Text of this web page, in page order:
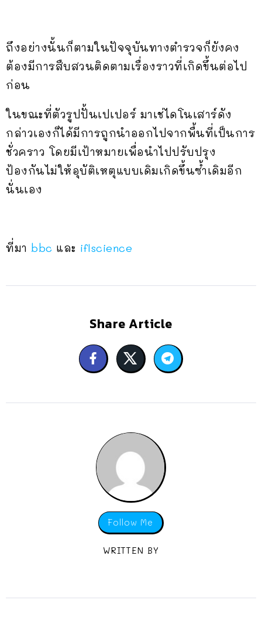
ถึงอย่างนั้นก็ตามในปัจจุบันทางตำรวจก็ยังคง
ต้องมีการสืบสวนติดตามเรื่องราวที่เกิดขึ้นต่อไป
ก่อน
ในขณะที่ตัวรูปปั้นเปเปอร์ มาเช่ไดโนเสาร์ดัง
กล่าวเองก็ได้มีการถูกนำออกไปจากพื้นที่เป็นการ
ชั่วคราว โดยมีเป้าหมายเพื่อนำไปปรับปรุง
ป้องกันไม่ให้อุบัติเหตุแบบเดิมเกิดขึ้นซ้ำเดิมอีก
นั่นเอง
ที่มา bbc และ iflscience
Share Article
Follow Me
WRITTEN BY